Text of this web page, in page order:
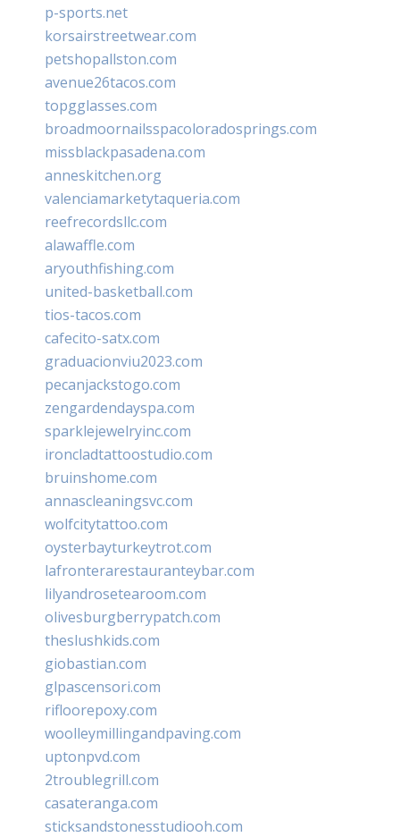
p-sports.net
korsairstreetwear.com
petshopallston.com
avenue26tacos.com
topgglasses.com
broadmoornailsspacoloradosprings.com
missblackpasadena.com
anneskitchen.org
valenciamarketytaqueria.com
reefrecordsllc.com
alawaffle.com
aryouthfishing.com
united-basketball.com
tios-tacos.com
cafecito-satx.com
graduacionviu2023.com
pecanjackstogo.com
zengardendayspa.com
sparklejewelryinc.com
ironcladtattoostudio.com
bruinshome.com
annascleaningsvc.com
wolfcitytattoo.com
oysterbayturkeytrot.com
lafronterarestauranteybar.com
lilyandrosetearoom.com
olivesburgberrypatch.com
theslushkids.com
giobastian.com
glpascensori.com
rifloorepoxy.com
woolleymillingandpaving.com
uptonpvd.com
2troublegrill.com
casateranga.com
sticksandstonesstudiooh.com